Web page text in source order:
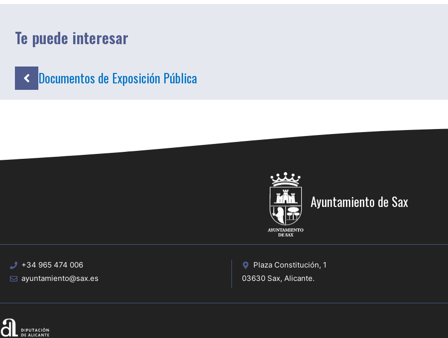
Te puede interesar
Documentos de Exposición Pública
Ayuntamiento de Sax
+34 965 474 006
ayuntamiento@sax.es
Plaza Constitución, 1
03630 Sax, Alicante.